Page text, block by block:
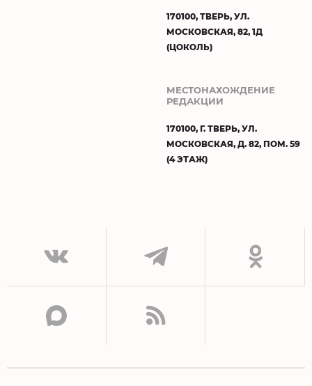
170100, ТВЕРЬ, УЛ.
МОСКОВСКАЯ, 82, 1Д
(ЦОКОЛЬ)
МЕСТОНАХОЖДЕНИЕ
РЕДАКЦИИ
170100, Г. ТВЕРЬ, УЛ.
МОСКОВСКАЯ, Д. 82, ПОМ. 59
(4 ЭТАЖ)